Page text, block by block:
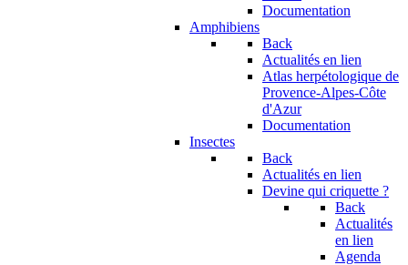
Documentation
Amphibiens
Back
Actualités en lien
Atlas herpétologique de
Provence-Alpes-Côte
d'Azur
Documentation
Insectes
Back
Actualités en lien
Devine qui criquette ?
Back
Actualités
en lien
Agenda